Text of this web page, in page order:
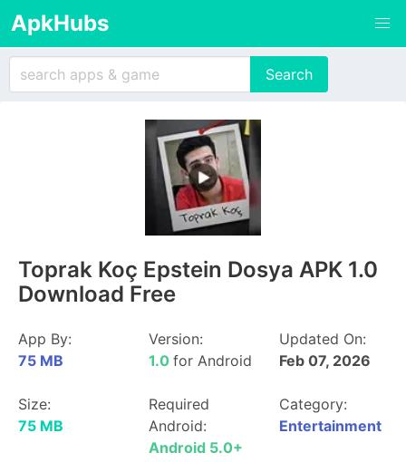
ApkHubs
Toprak Koç Epstein Dosya APK 1.0
Download Free
App By:
75 MB
Version:
1.0 for Android
Updated On:
Feb 07, 2026
Size:
75 MB
Required
Android:
Android 5.0+
Category:
Entertainment